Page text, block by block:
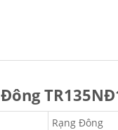
Rạng Đông